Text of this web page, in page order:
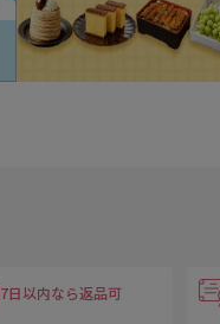
7日以内なら返品可